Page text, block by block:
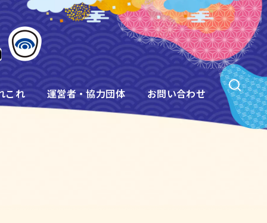
これ 運営者・協力団体 お問い合わせ